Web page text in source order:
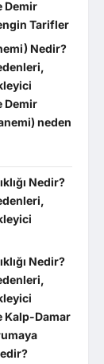
Demir
Tarifler
Nedir?
Demir
neden
Nedir?
Nedir?
Kalp-Damar